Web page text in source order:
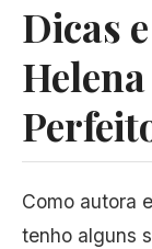
Dicas
Como autora
tenho alguns